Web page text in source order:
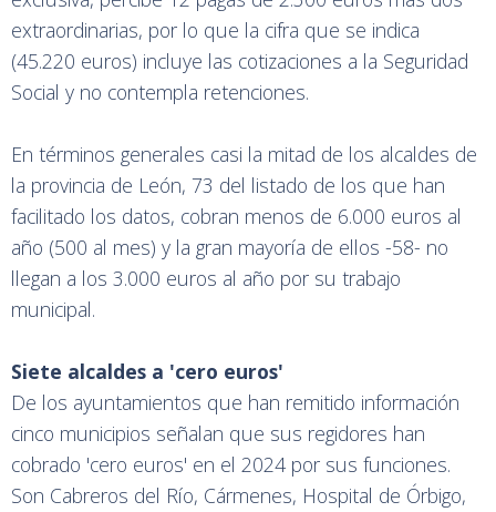
extraordinarias, por lo que la cifra que se indica
(45.220 euros) incluye las cotizaciones a la Seguridad
Social y no contempla retenciones.
En términos generales casi la mitad de los alcaldes de
la provincia de León, 73 del listado de los que han
facilitado los datos, cobran menos de 6.000 euros al
año (500 al mes) y la gran mayoría de ellos -58- no
llegan a los 3.000 euros al año por su trabajo
municipal.
Siete alcaldes a 'cero euros'
De los ayuntamientos que han remitido información
cinco municipios señalan que sus regidores han
cobrado 'cero euros' en el 2024 por sus funciones.
Son Cabreros del Río, Cármenes, Hospital de Órbigo,